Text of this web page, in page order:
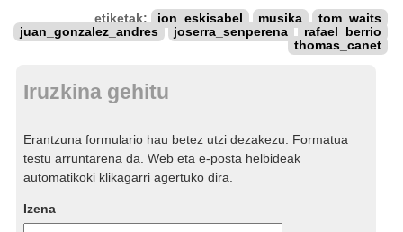
etiketak: jon_eskisabel musika
tom_waits
juan_gonzalez_andres
joserra_senperena
rafael_berrio
thomas_canet
Iruzkina gehitu
Erantzuna formulario hau betez utzi dezakezu. Formatua
testu arruntarena da. Web eta e-posta helbideak
automatikoki klikagarri agertuko dira.
Izena